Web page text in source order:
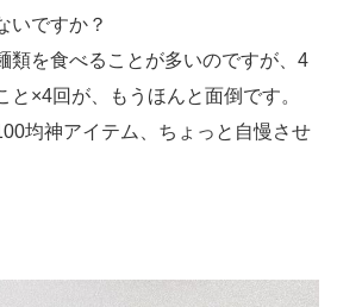
いですか？
類を食べることが多いのですが、4
と×4回が、もうほんと面倒です。
均神アイテム、ちょっと自慢させ